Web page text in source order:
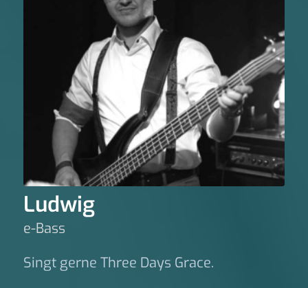
Ludwig
e-Bass
Singt gerne Three Days Grace.